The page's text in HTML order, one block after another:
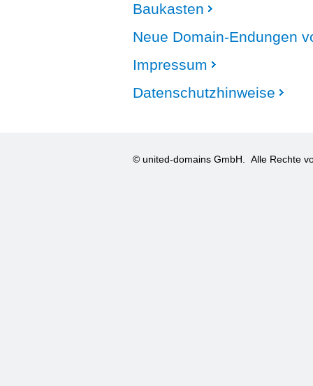
Baukasten
Neue Domain-Endungen
Impressum
Datenschutzhinweise
© united-domains GmbH. Alle Rechte